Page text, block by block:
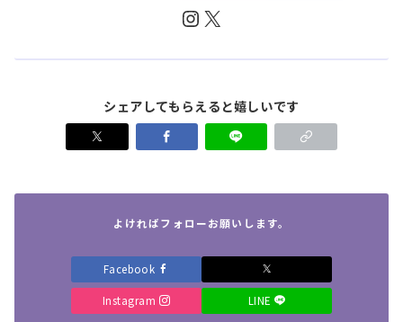
Instagram
X
シェアしてもらえると嬉しいです
よければフォローお願いします。
Facebook
Instagram LINE